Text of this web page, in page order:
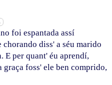
foi espantada assí
diss' a séu marido
E per quant' éu aprendí,
graça foss' ele ben comprido,